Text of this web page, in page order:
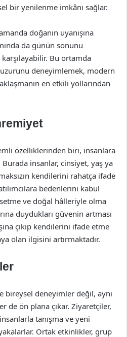
bir yenilenme imkânı sağlar.
doğanın uyanışına
da günün sonunu
Bu ortamda
deneyimlemek, modern
en etkili yollarından
özelliklerinden biri, insanlara
insanlar, cinsiyet, yaş ya
kendilerini rahatça ifade
bedenlerini kabul
ve doğal hâlleriyle olma
duydukları güvenin artması
çıkıp kendilerini ifade etme
olan ilgisini artırmaktadır.
bireysel deneyimler değil, aynı
de ön plana çıkar. Ziyaretçiler,
tanışma ve yeni
Ortak etkinlikler, grup